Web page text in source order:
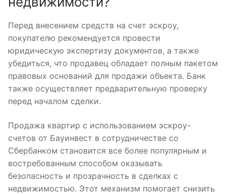
Перед внесением средств на счет эскроу,
покупателю рекомендуется провести
юридическую экспертизу документов, а также
убедиться, что продавец обладает полным пакетом
правовых оснований для продажи объекта. Банк
также осуществляет предварительную проверку
перед началом сделки.
Продажа квартир с использованием эскроу-
счетов от Бауинвест в сотрудничестве со
Сбербанком становится все более популярным и
востребованным способом оказывать
безопасность и прозрачность в сделках с
недвижимостью. Этот механизм помогает снизить